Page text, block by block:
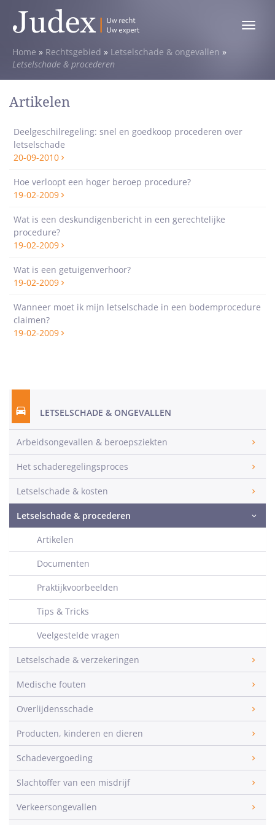
Toggle
Home » Rechtsgebied » Letselschade & ongevallen »
Letselschade & procederen
Artikelen
Deelgeschilregeling: snel en goedkoop procederen over
letselschade
20-09-2010
Hoe verloopt een hoger beroep procedure?
19-02-2009
Wat is een deskundigenbericht in een gerechtelijke
procedure?
19-02-2009
Wat is een getuigenverhoor?
19-02-2009
Wanneer moet ik mijn letselschade in een bodemprocedure
claimen?
19-02-2009
LETSELSCHADE & ONGEVALLEN
Arbeidsongevallen & beroepsziekten
Het schaderegelingsproces
Letselschade & kosten
Letselschade & procederen
Artikelen
Documenten
Praktijkvoorbeelden
Tips & Tricks
Veelgestelde vragen
Letselschade & verzekeringen
Medische fouten
Overlijdensschade
Producten, kinderen en dieren
Schadevergoeding
Slachtoffer van een misdrijf
Verkeersongevallen